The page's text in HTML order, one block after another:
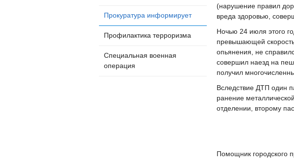
Прокуратура информирует
Профилактика терроризма
Специальная военная
операция
(нарушение правил
вреда здоровью,
Ночью 24 июля этого
превышающей
опьянения, не
совершил наезд на
получил
Вследствие ДТП один
ранение
отделении, второму
Помощник